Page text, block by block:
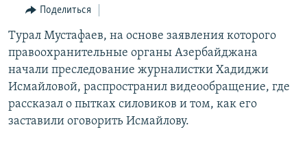
навигации
Вернутся
поиску
ВЕСЬ КАВКАЗ
СЕВЕРНЫЙ КАВКАЗ
АРМЕНИЯ
АЗЕРБАЙДЖАН
ТЕМЫ
ПОЛИТИКА
ЭКОНОМИКА
ОБЩЕСТВО
РУБРИКИ
НЕКРУГЛЫЙ СТОЛ
ГОСТЬ НЕДЕЛИ
МУЛЬТИМЕДИА
ВИДЕО
АУДИО
Поделиться
Турал Мустафаев, на основе заявления которого
правоохранительные органы Азербайджана
начали преследование журналистки Хадиджи
Исмайловой, распространил видеообращение, где
рассказал о пытках силовиков и том, как его
заставили оговорить Исмайлову.